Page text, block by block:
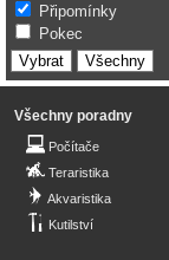
Připomínky
Pokec
Všechny poradny
Počítače
Teraristika
Akvaristika
Kutilství